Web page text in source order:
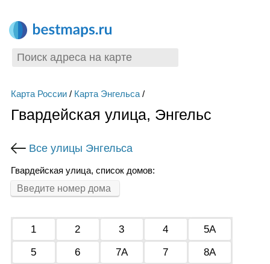
Карта России/ Карта Энгельса/
Гвардейская улица, Энгельс
Все улицы Энгельса
Гвардейская улица, список домов:
1 2 3 4
5А
5
6 7А 7
8А